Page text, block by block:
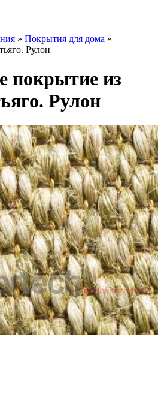
» Покрытия для дома »
Рулон
покрытие из
Рулон